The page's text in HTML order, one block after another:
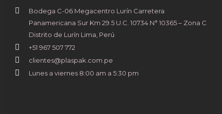
Bodega C-06 Megacentro Lurín Carretera
Panamericana Sur Km 29.5 U.C. 10734 N° 10365 – Zona C
Distrito de Lurín Lima, Perú
+51 967 507 772
clientes@plaspak.com.pe
Lunes a viernes 8:00 am a 5:30 pm